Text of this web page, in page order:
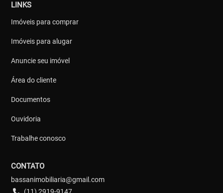
LINKS
Imóveis para comprar
Imóveis para alugar
Anuncie seu imóvel
Área do cliente
Documentos
Ouvidoria
Trabalhe conosco
CONTATO
bassanimobiliaria@gmail.com